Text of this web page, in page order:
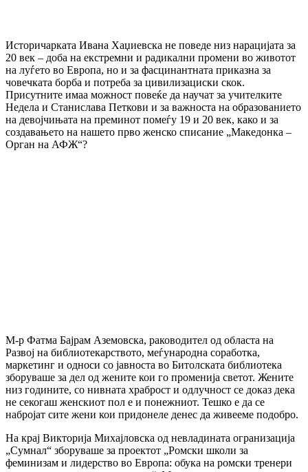
Историчарката Ивана Хаџиевска не поведе низ нарацијата за
20 век – доба на екстремни и радикални промени во животот
на луѓето во Европа, но и за фасцинантната приказна за
човечката борба и потреба за цивилизациски скок.
Присутните имаа можност повеќе да научат за учителките
Недела и Станислава Петкови и за важноста на образованието
на девојчињата на преминот помеѓу 19 и 20 век, како и за
создавањето на нашето прво женско списание „Македонка –
Орган на АФЖ“?
М-р Фатма Бајрам Аземовска, раководител од областа на
Развој на библиотекарството, меѓународна соработка,
маркетинг и односи со јавноста во Битолската библиотека
зборуваше за дел од жените кои го променија светот. Жените
низ годините, со нивната храброст и одлучност се доказ дека
не секогаш женскиот пол е и понежниот. Тешко е да се
набројат сите жени кои придонеле денес да живееме подобро.
На крај Викторија Михајловска од невладината огранизација
„Сумнал“ зборуваше за проектот „Ромски школи за
феминизам и лидерство во Европа: обука на ромски тренери